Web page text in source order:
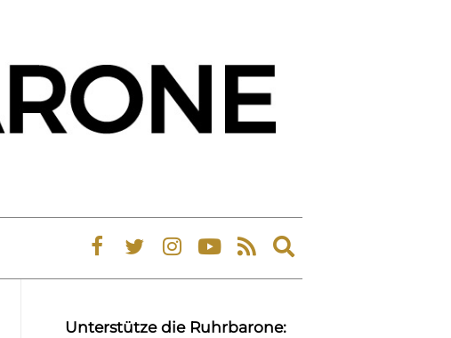
Expand
search
Unterstütze die Ruhrbarone: